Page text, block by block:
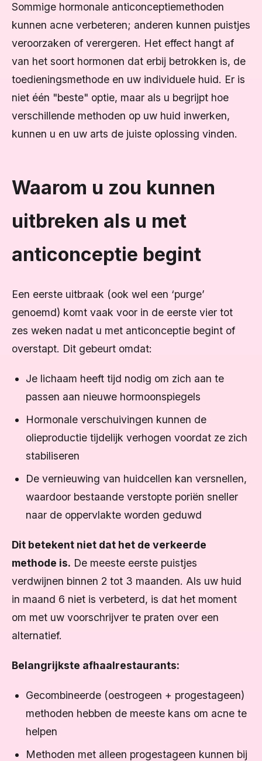
Sommige hormonale anticonceptiemethoden
kunnen acne verbeteren; anderen kunnen puistjes
veroorzaken of verergeren. Het effect hangt af
van het soort hormonen dat erbij betrokken is, de
toedieningsmethode en uw individuele huid. Er is
niet één "beste" optie, maar als u begrijpt hoe
verschillende methoden op uw huid inwerken,
kunnen u en uw arts de juiste oplossing vinden.
Waarom u zou kunnen
uitbreken als u met
anticonceptie begint
Een eerste uitbraak (ook wel een ‘purge’
genoemd) komt vaak voor in de eerste vier tot
zes weken nadat u met anticonceptie begint of
overstapt. Dit gebeurt omdat:
Je lichaam heeft tijd nodig om zich aan te
passen aan nieuwe hormoonspiegels
Hormonale verschuivingen kunnen de
olieproductie tijdelijk verhogen voordat ze zich
stabiliseren
De vernieuwing van huidcellen kan versnellen,
waardoor bestaande verstopte poriën sneller
naar de oppervlakte worden geduwd
Dit betekent niet dat het de verkeerde
methode is. De meeste eerste puistjes
verdwijnen binnen 2 tot 3 maanden. Als uw huid
in maand 6 niet is verbeterd, is dat het moment
om met uw voorschrijver te praten over een
alternatief.
Belangrijkste afhaalrestaurants:
Gecombineerde (oestrogeen + progestageen)
methoden hebben de meeste kans om acne te
helpen
Methoden met alleen progestageen kunnen bij